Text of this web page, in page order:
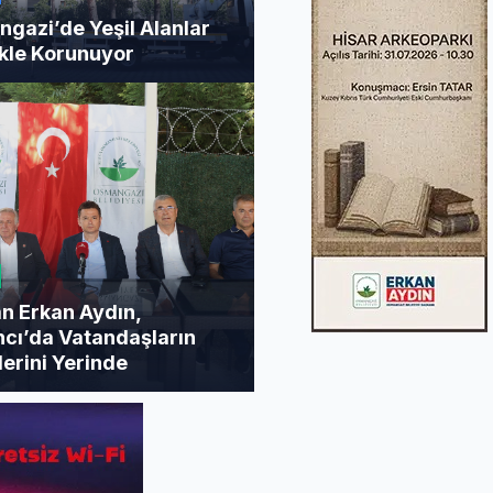
Yeşil Alanlar
Korunuyor
Erkan Aydın,
Vatandaşların
Yerinde